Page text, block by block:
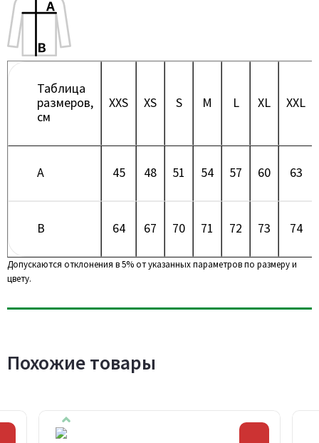
Таблица
размеров,
см
XXS XS S M L XL XXL
A 45 48 51 54 57 60 63
B 64 67 70 71 72 73 74
Допускаются отклонения в 5% от указанных параметров по размеру и
цвету.
Похожие товары